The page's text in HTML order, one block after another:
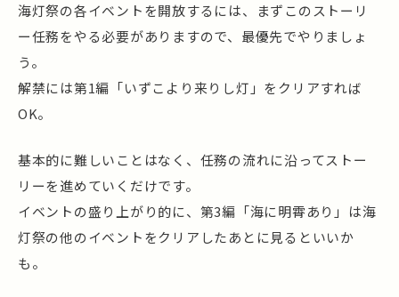
海灯祭の各イベントを開放するには、まずこのストーリ
ー任務をやる必要がありますので、最優先でやりましょ
う。
解禁には第1編「いずこより来りし灯」をクリアすれば
OK。
基本的に難しいことはなく、任務の流れに沿ってストー
リーを進めていくだけです。
イベントの盛り上がり的に、第3編「海に明霄あり」は海
灯祭の他のイベントをクリアしたあとに見るといいか
も。